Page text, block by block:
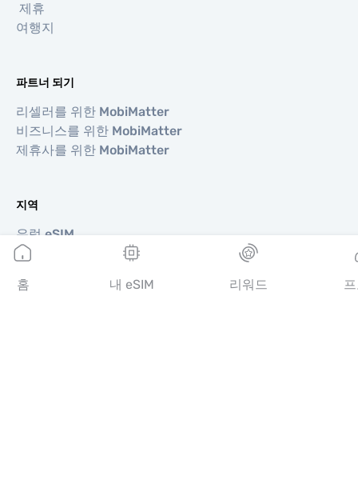
제휴
여행지
파트너 되기
리셀러를 위한 MobiMatter
비즈니스를 위한 MobiMatter
제휴사를 위한 MobiMatter
지역
유럽 eSIM
아시아 eSIM
중동 eSIM
홈 내 eSIM 리워드